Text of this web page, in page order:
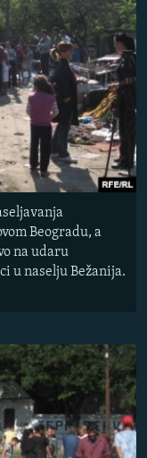
Beogradu, a
na udaru
u naselju Bežanija.